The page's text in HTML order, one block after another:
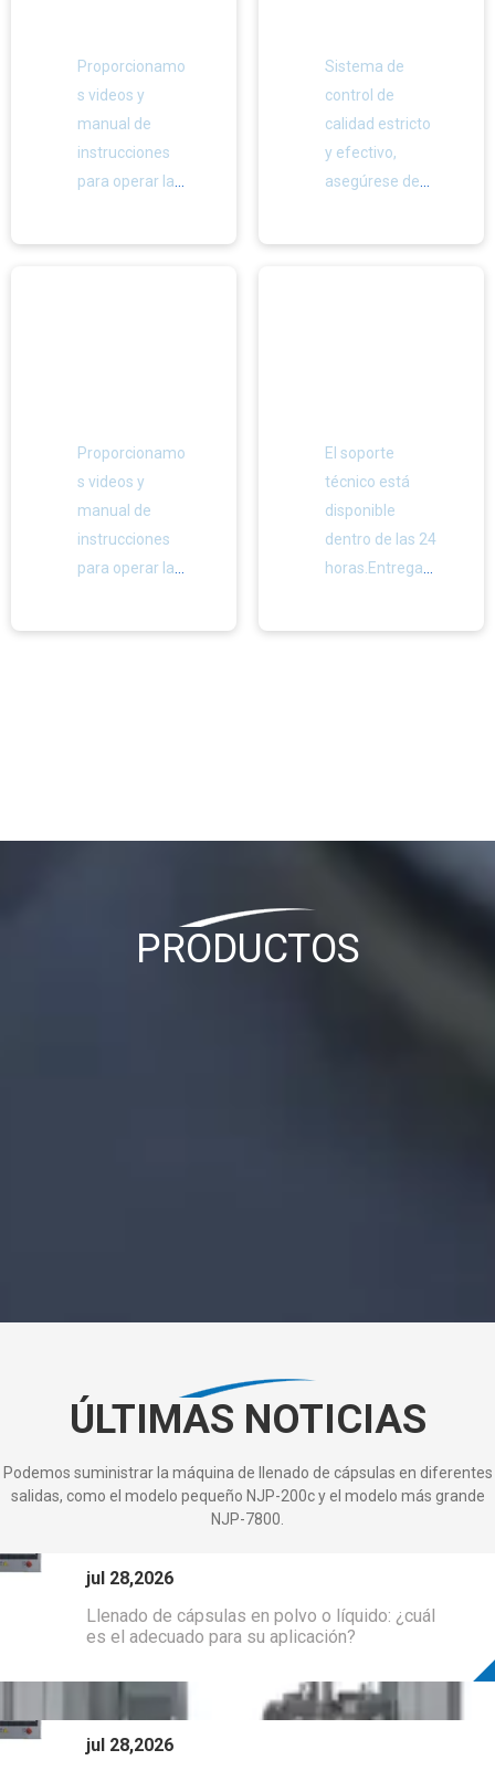
Certificado de patente de la máquina de sellado
Proporcionamo
s videos y
manual de
instrucciones
para operar la
de
calidad
Sistema de
control de
calidad estricto
y efectivo,
asegúrese de
Proporcionamo
s videos y
manual de
instrucciones
para operar la
El soporte
técnico está
disponible
dentro de las 24
horas.Entrega
PRODUCTOS
ÚLTIMAS NOTICIAS
Podemos suministrar la máquina de llenado de cápsulas en diferentes
salidas, como el modelo pequeño NJP-200c y el modelo más grande
NJP-7800.
jul 28,2026
Llenado de cápsulas en polvo o líquido: ¿cuál
es el adecuado para su aplicación?
jul 28,2026